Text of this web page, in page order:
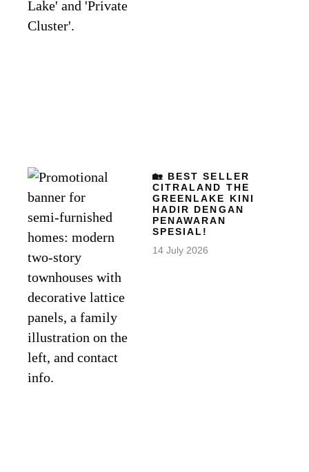
🏡 BEST SELLER
CITRALAND THE
GREENLAKE KINI
HADIR DENGAN
PENAWARAN
SPESIAL!
14 July 2026